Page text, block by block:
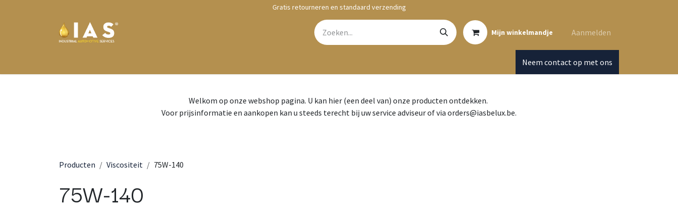
Gratis retourneren en standaard verzending
Mijn winkelmandje Aanmelden
Neem contact op met ons
Welkom op onze webshop pagina. U kan hier (een deel van) onze producten ontdekken.
Voor prijsinformatie en aankopen kan u steeds terecht bij uw service adviseur of via orders@iasbelux.be.
Producten Viscositeit 75W-140
75W-140